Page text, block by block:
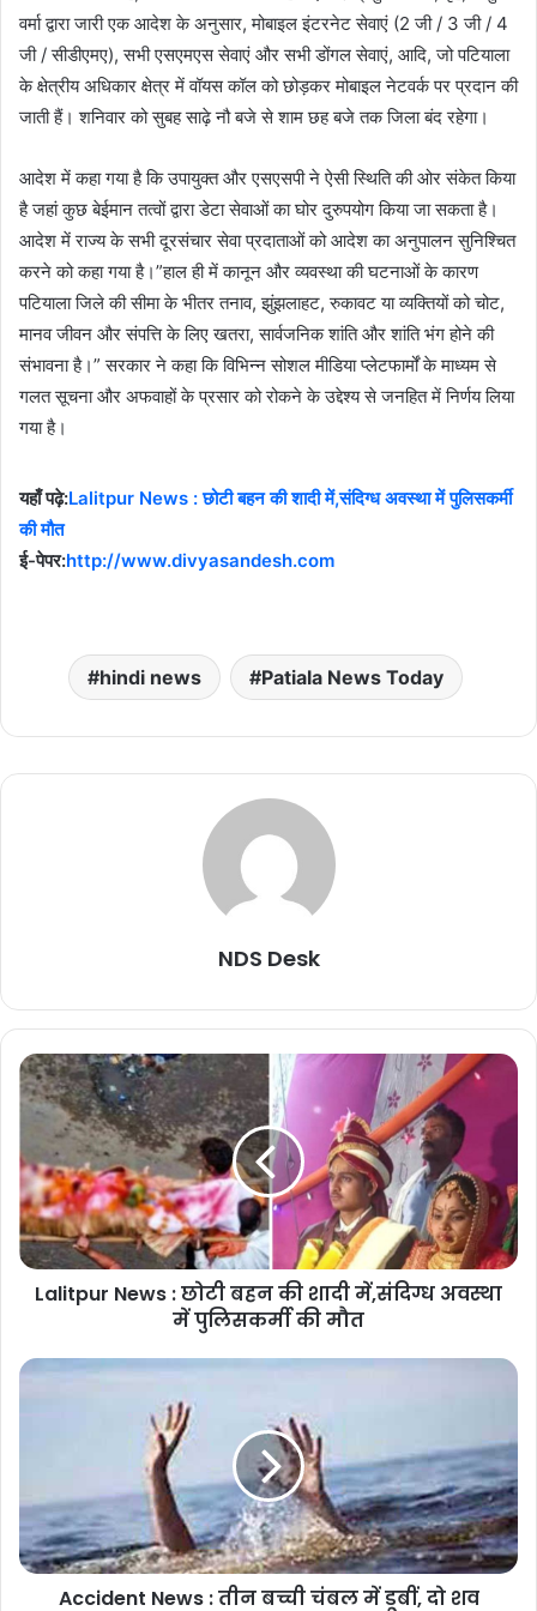
वर्मा द्वारा जारी एक आदेश के अनुसार, मोबाइल इंटरनेट सेवाएं (2 जी / 3 जी / 4
जी / सीडीएमए), सभी एसएमएस सेवाएं और सभी डोंगल सेवाएं, आदि, जो पटियाला
के क्षेत्रीय अधिकार क्षेत्र में वॉयस कॉल को छोड़कर मोबाइल नेटवर्क पर प्रदान की
जाती हैं। शनिवार को सुबह साढ़े नौ बजे से शाम छह बजे तक जिला बंद रहेगा।
आदेश में कहा गया है कि उपायुक्त और एसएसपी ने ऐसी स्थिति की ओर संकेत किया
है जहां कुछ बेईमान तत्वों द्वारा डेटा सेवाओं का घोर दुरुपयोग किया जा सकता है।
आदेश में राज्य के सभी दूरसंचार सेवा प्रदाताओं को आदेश का अनुपालन सुनिश्चित
करने को कहा गया है।”हाल ही में कानून और व्यवस्था की घटनाओं के कारण
पटियाला जिले की सीमा के भीतर तनाव, झुंझलाहट, रुकावट या व्यक्तियों को चोट,
मानव जीवन और संपत्ति के लिए खतरा, सार्वजनिक शांति और शांति भंग होने की
संभावना है।” सरकार ने कहा कि विभिन्न सोशल मीडिया प्लेटफार्मों के माध्यम से
गलत सूचना और अफवाहों के प्रसार को रोकने के उद्देश्य से जनहित में निर्णय लिया
गया है।
यहाँ पढ़े:Lalitpur News : छोटी बहन की शादी में,संदिग्ध अवस्था में पुलिसकर्मी
की मौत
ई-पेपर:http://www.divyasandesh.com
hindi news Patiala News Today
NDS Desk
Lalitpur News : छोटी बहन की शादी में,संदिग्ध अवस्था
में पुलिसकर्मी की मौत
Accident News : तीन बच्ची चंबल में डूबीं, दो शव